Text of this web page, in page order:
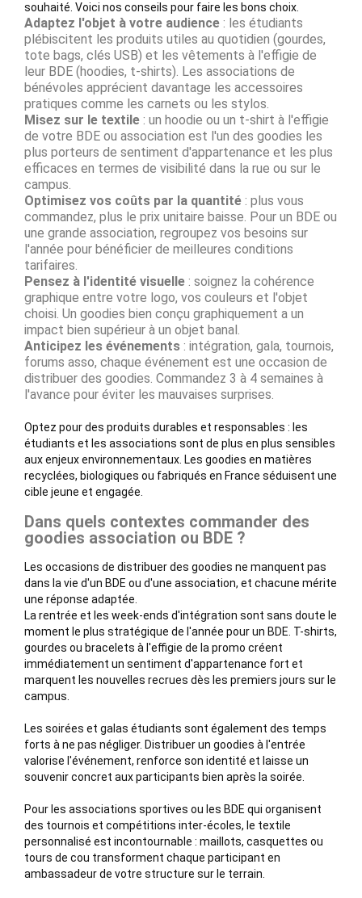
souhaité. Voici nos conseils pour faire les bons choix.
Adaptez l'objet à votre audience : les étudiants
plébiscitent les produits utiles au quotidien (gourdes,
tote bags, clés USB) et les vêtements à l'effigie de
leur BDE (hoodies, t-shirts). Les associations de
bénévoles apprécient davantage les accessoires
pratiques comme les carnets ou les stylos.
Misez sur le textile : un hoodie ou un t-shirt à l'effigie
de votre BDE ou association est l'un des goodies les
plus porteurs de sentiment d'appartenance et les plus
efficaces en termes de visibilité dans la rue ou sur le
campus.
Optimisez vos coûts par la quantité : plus vous
commandez, plus le prix unitaire baisse. Pour un BDE ou
une grande association, regroupez vos besoins sur
l'année pour bénéficier de meilleures conditions
tarifaires.
Pensez à l'identité visuelle : soignez la cohérence
graphique entre votre logo, vos couleurs et l'objet
choisi. Un goodies bien conçu graphiquement a un
impact bien supérieur à un objet banal.
Anticipez les événements : intégration, gala, tournois,
forums asso, chaque événement est une occasion de
distribuer des goodies. Commandez 3 à 4 semaines à
l'avance pour éviter les mauvaises surprises.
Optez pour des produits durables et responsables : les
étudiants et les associations sont de plus en plus sensibles
aux enjeux environnementaux. Les goodies en matières
recyclées, biologiques ou fabriqués en France séduisent une
cible jeune et engagée.
Dans quels contextes commander des
goodies association ou BDE ?
Les occasions de distribuer des goodies ne manquent pas
dans la vie d'un BDE ou d'une association, et chacune mérite
une réponse adaptée.
La rentrée et les week-ends d'intégration sont sans doute le
moment le plus stratégique de l'année pour un BDE. T-shirts,
gourdes ou bracelets à l'effigie de la promo créent
immédiatement un sentiment d'appartenance fort et
marquent les nouvelles recrues dès les premiers jours sur le
campus.
Les soirées et galas étudiants sont également des temps
forts à ne pas négliger. Distribuer un goodies à l'entrée
valorise l'événement, renforce son identité et laisse un
souvenir concret aux participants bien après la soirée.
Pour les associations sportives ou les BDE qui organisent
des tournois et compétitions inter-écoles, le textile
personnalisé est incontournable : maillots, casquettes ou
tours de cou transforment chaque participant en
ambassadeur de votre structure sur le terrain.